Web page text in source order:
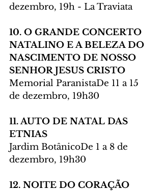
dezembro, 19h - La Traviata
10. O GRANDE CONCERTO
NATALINO E A BELEZA DO
NASCIMENTO DE NOSSO
SENHOR JESUS CRISTO
Memorial ParanistaDe 11 a 15
de dezembro, 19h30
11. AUTO DE NATAL DAS
ETNIAS
Jardim BotânicoDe 1 a 8 de
dezembro, 19h30
12. NOITE DO CORAÇÃO